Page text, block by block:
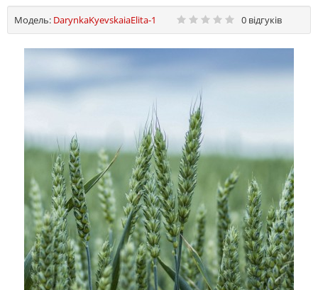
Модель: DarynkaKyevskaiaElita-1 0 відгуків